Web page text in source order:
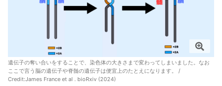
遺伝子の奪い合いをすることで、染色体の大きさまで変わってしまいました。なお
ここで言う脳の遺伝子や脊髄の遺伝子は便宜上のたとえになります。 /
Credit:James France et al . bioRxiv (2024)